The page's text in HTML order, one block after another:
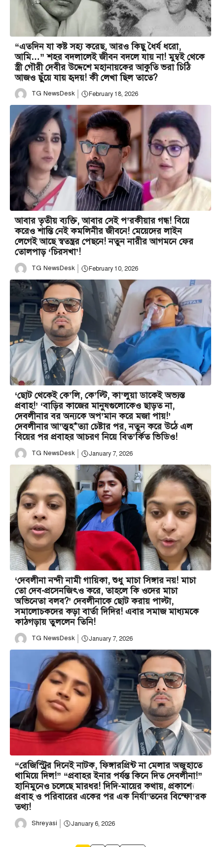
“এতদিন যা কষ্ট সহ্য করেছ, আরও কিছু ধৈর্য ধরো,
আমি…” শহর বদলালেই জীবন বদলে যায় না! মুম্বই থেকে
স্ত্রী গৌরী দেবীর উদ্দেশে মহানায়কের আকুতি ভরা চিঠি
আজও ছুঁয়ে যায় হৃদয়! কী লেখা ছিল তাতে?
TG NewsDesk February 18, 2026
আবার তৃতীয় ব্যক্তি, আবার সেই প’রকীয়ার গন্ধ! বিয়ে
করেও শান্তি নেই কমলিনীর জীবনে! মেয়েদের লাইন
লেগেই আছে স্বতন্ত্রর পেছনে! নতুন নারীর আগমনে ফের
তোলপাড় ‘চিরসখা’!
TG NewsDesk February 10, 2026
‘ছোট থেকেই কে’লি, কে’ল্টি, কা’লুয়া ডাকেই অভ্যস্ত
প্রবাহ!’ ‘বাড়ির কাজের মানুষগুলোকেও ছাড়ত না,
দেবলীনার বর অন্যকে অপ’মান করে মজা পায়!’
দেবলীনার আ’ত্মহ*ত্যা চেষ্টার পর, নতুন করে উঠে এল
বিয়ের পর প্রবাহর আচরণ নিয়ে বিত’র্কিত ভিডিও!
TG NewsDesk January 7, 2026
‘দেবলীনা নন্দী নামী গায়িকা, শুধু মাচা সিঙ্গার নয়! মাচা
তো দেব-প্রসেনজিৎও করে, তাহলে কি ওদের মাচা
অভিনেতা বলব?’ দেবলীনাকে ছোট করায় পাল্টা,
সমালোচকদের কড়া বার্তা দিদির! এবার সমাজ মাধ্যমকে
কাঠগড়ায় তুললেন তিনি!
TG NewsDesk January 7, 2026
“রেজিস্ট্রির দিনেই নাটক, ফিঙ্গারপ্রিন্ট না মেলার অজুহাতে
থামিয়ে দিল!” “প্রবাহর ইনার পর্যন্ত কিনে দিত দেবলীনা!”
হানিমুনেও চলেছে মারধর! দিদি-মায়ের কথায়, প্রকাশ্যে
প্রবাহ ও পরিবারের একের পর এক নির্যা’তনের বিস্ফো’রক
তথ্য!
Shreyasi January 6, 2026